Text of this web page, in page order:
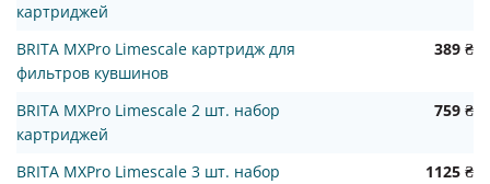
картриджей
BRITA MXPro Limescale картридж для
фильтров кувшинов
389 ₴
BRITA MXPro Limescale 2 шт. набор
картриджей
759 ₴
BRITA MXPro Limescale 3 шт. набор
1125 ₴